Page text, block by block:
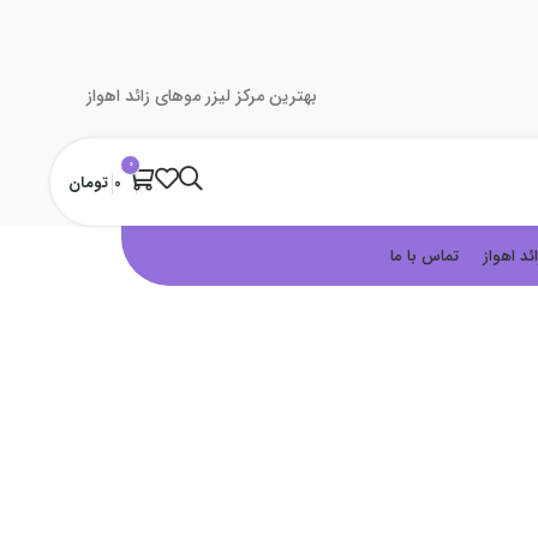
بهترین مرکز لیزر موهای زائد اهواز
0
0 تومان
اهواز تماس با ما